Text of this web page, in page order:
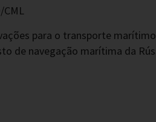
CML
para o transporte marítimo
de navegação marítima da